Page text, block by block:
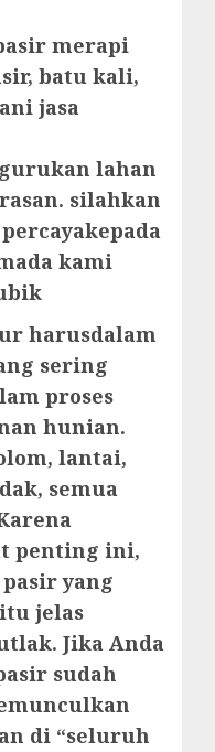
merapi
batu kali,
jasa
lahan
silahkan
kami
harusdalam
sering
proses
hunian.
lantai,
semua
penting ini,
yang
jelas
Jika Anda
sudah
di “seluruh